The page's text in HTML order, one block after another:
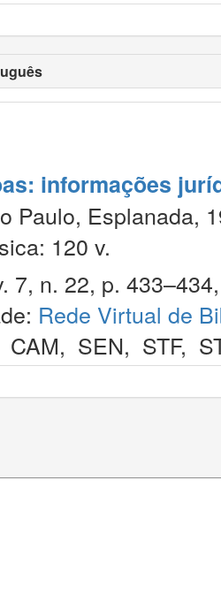
informações
Paulo, Esplanada,
120 v.
7, n. 22, p.
Rede Virtual de
CAM, SEN, STF,